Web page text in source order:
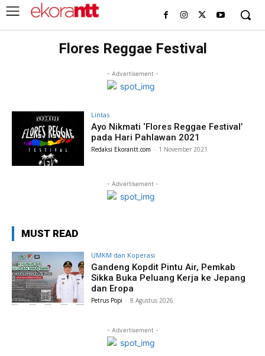
Flores Reggae Festival
- Advertisement -
Lintas
Ayo Nikmati ‘Flores Reggae Festival’
pada Hari Pahlawan 2021
Redaksi Ekorantt.com - 1 November 2021
- Advertisement -
MUST READ
UMKM dan Koperasi
Gandeng Kopdit Pintu Air, Pemkab
Sikka Buka Peluang Kerja ke Jepang
dan Eropa
Petrus Popi - 8 Agustus 2026
- Advertisement -